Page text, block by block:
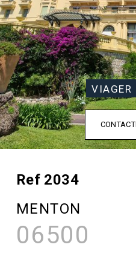
VIAGER
Ref 2034
MENTON
06500